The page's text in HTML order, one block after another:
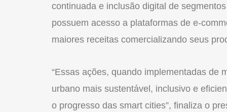
continuada e inclusão digital de
possuem acesso a plataformas de e-
maiores receitas comercializando seus
“Essas ações, quando implementadas de
urbano mais sustentável, inclusivo e
o progresso das smart cities”, finaliza o